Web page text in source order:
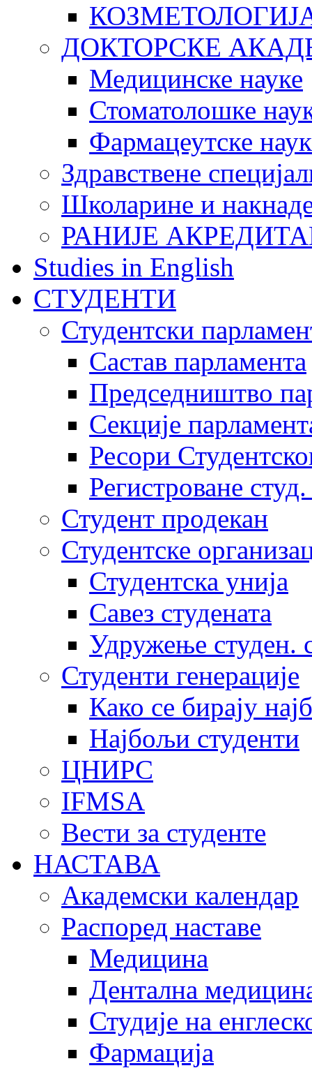
ДОКТОРСКЕ
Медицинске науке
Стоматолошке
Фармацеутске
Здравствене
Школарине и
РАНИЈЕ
Studies in English
СТУДЕНТИ
Студентски
Састав парламента
Председништво
Секције
Ресори
Регистроване
Студент продекан
Студентске
Студентска унија
Савез студената
Удружење студен.
Студенти генерације
Како се бирају
Најбољи студенти
ЦНИРС
IFMSA
Вести за студенте
НАСТАВА
Академски календар
Распоред наставе
Медицина
Дентална
Студије на
Фармација